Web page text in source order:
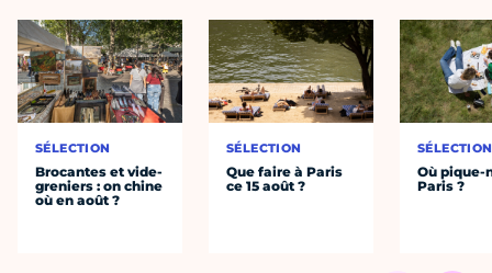
SÉLECTION
Brocantes et vide-
greniers : on chine
où en août ?
SÉLECTION
Que faire à Paris
ce 15 août ?
SÉLECTION
Où pique-
Paris ?